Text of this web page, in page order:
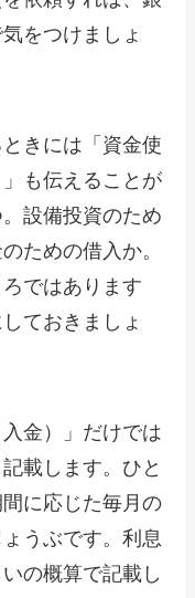
をつけましょ
きには「資金使
も伝えることが
設備投資のため
ための借入か。
ではあります
ておきましょ
金）」だけでは
載します。ひと
に応じた毎月の
うぶです。利息
の概算で記載し